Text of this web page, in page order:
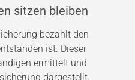
sitzen bleiben
bezahlt den
ist. Dieser
ermittelt und
dargestellt.